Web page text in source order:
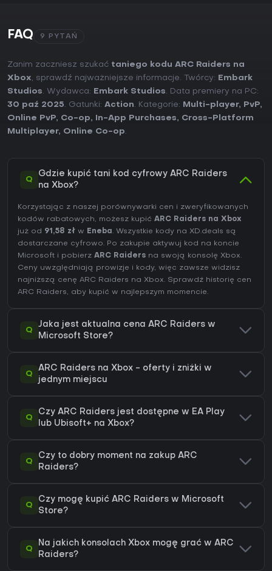
FAQ 9 PYTAŃ
Zanim zaczniesz szukać taniego kodu ARC Raiders na
Xbox, sprawdź najważniejsze informacje. Twórcy:
Embark
Studios. Wydawca: Embark Studios. Data premiery na PC:
30 paź 2025. Gatunki: Action. Kategorie: Multi-player, PvP,
Online PvP, Co-op, In-App Purchases, Cross-Platform
Multiplayer, Online Co-op.
Q
Gdzie kupić tani kod cyfrowy ARC Raiders
na Xbox?
Korzystając z naszej porównywarki cen i zweryfikowanych
kodów rabatowych, możesz kupić ARC Raiders na Xbox
już od 91,58 zł w Eneba . Wszystkie kody na XD.deals są
dostarczane cyfrowo. Po zakupie aktywuj kod na koncie
Microsoft i pobierz ARC Raiders na swoją konsolę Xbox.
Ceny uwzględniają prowizje i kody, więc zawsze widzisz
najniższą cenę ARC Raiders na Xbox. Sprawdź historię cen
ARC Raiders, aby kupić w najlepszym momencie.
Q
Jaka jest aktualna cena ARC Raiders w
Microsoft Store?
Q
ARC Raiders na Xbox - oferty i zniżki w
jednym miejscu
Q
Czy ARC Raiders jest dostępne w EA Play
lub Ubisoft+ na Xbox?
Q
Czy to dobry moment na zakup ARC
Raiders?
Q
Czy mogę kupić ARC Raiders w Microsoft
Store?
Q
Na jakich konsolach Xbox mogę grać w ARC
Raiders?